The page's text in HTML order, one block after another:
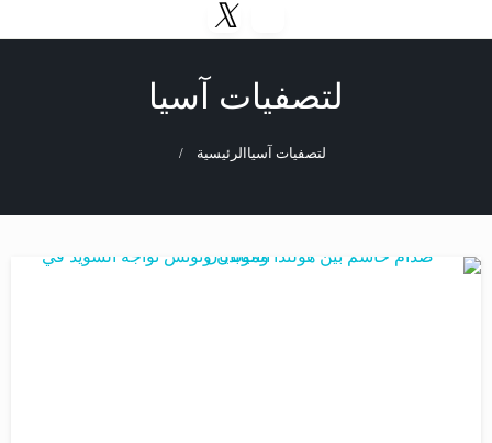
إلى
لتصفيات آسيا
الرئيسية لتصفيات آسيا